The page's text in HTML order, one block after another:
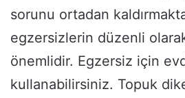
sorunu ortadan
egzersizlerin düzenli olarak
önemlidir. Egzersiz için
kullanabilirsiniz. Topuk